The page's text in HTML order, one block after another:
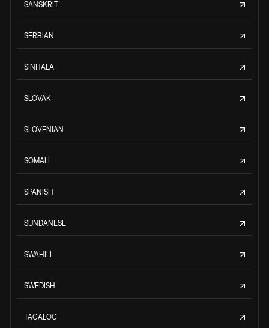
SANSKRIT
SERBIAN
SINHALA
SLOVAK
SLOVENIAN
SOMALI
SPANISH
SUNDANESE
SWAHILI
SWEDISH
TAGALOG